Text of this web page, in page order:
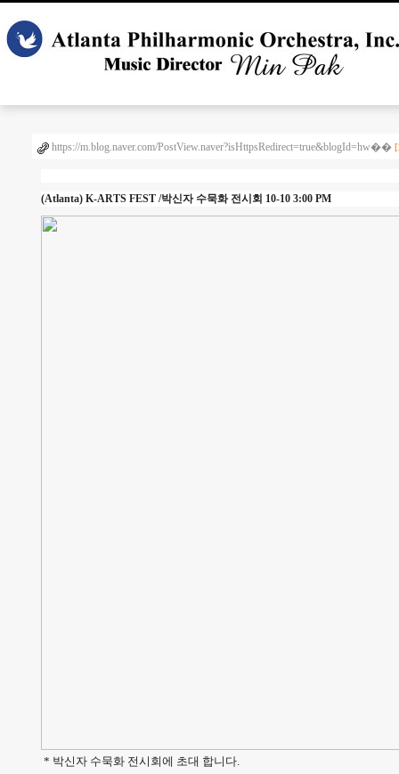
https://m.blog.naver.com/PostView.naver?isHttpsRedirect=true&blogId=hw��
(Atlanta) K-ARTS FEST /박신자 수묵화 전시회 10-10 3:00 PM
* 박신자 수묵화 전시회에 초대 합니다.